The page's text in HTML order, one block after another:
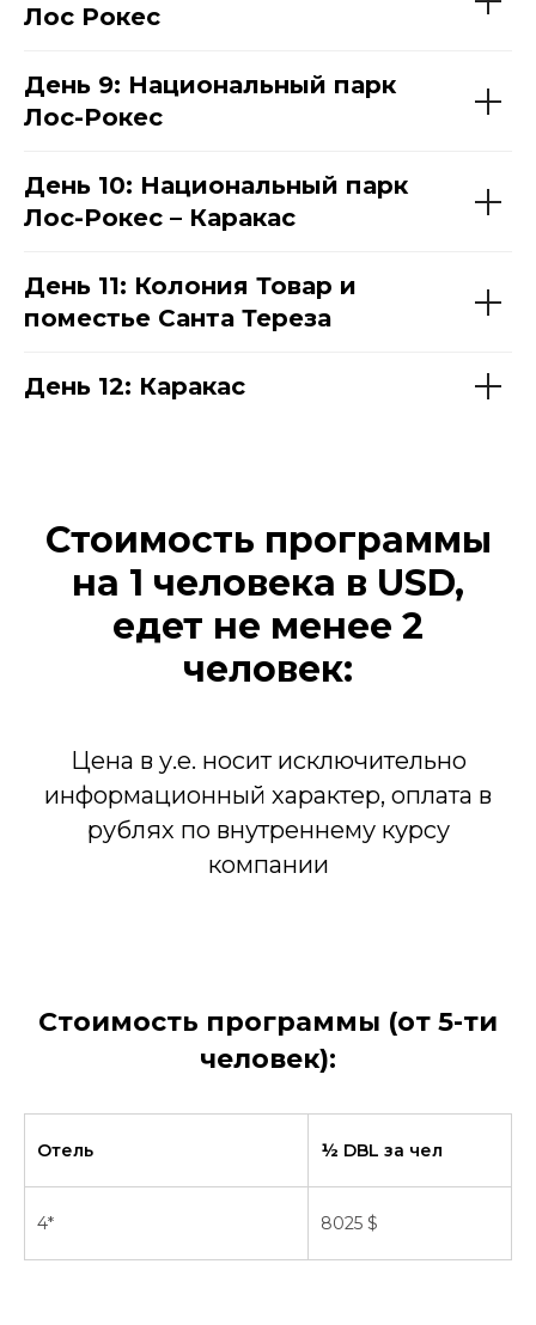
Лос Рокес
День 9: Национальный парк
Лос-Рокес
День 10: Национальный парк
Лос-Рокес – Каракас
День 11: Колония Товар и
поместье Санта Тереза
День 12: Каракас
Стоимость программы
на 1 человека в USD,
едет не менее 2
человек:
Цена в у.е. носит исключительно
информационный характер, оплата в
рублях по внутреннему курсу
компании
Стоимость программы (от 5-ти
человек):
Отель ½ DBL за чел
4* 8025 $